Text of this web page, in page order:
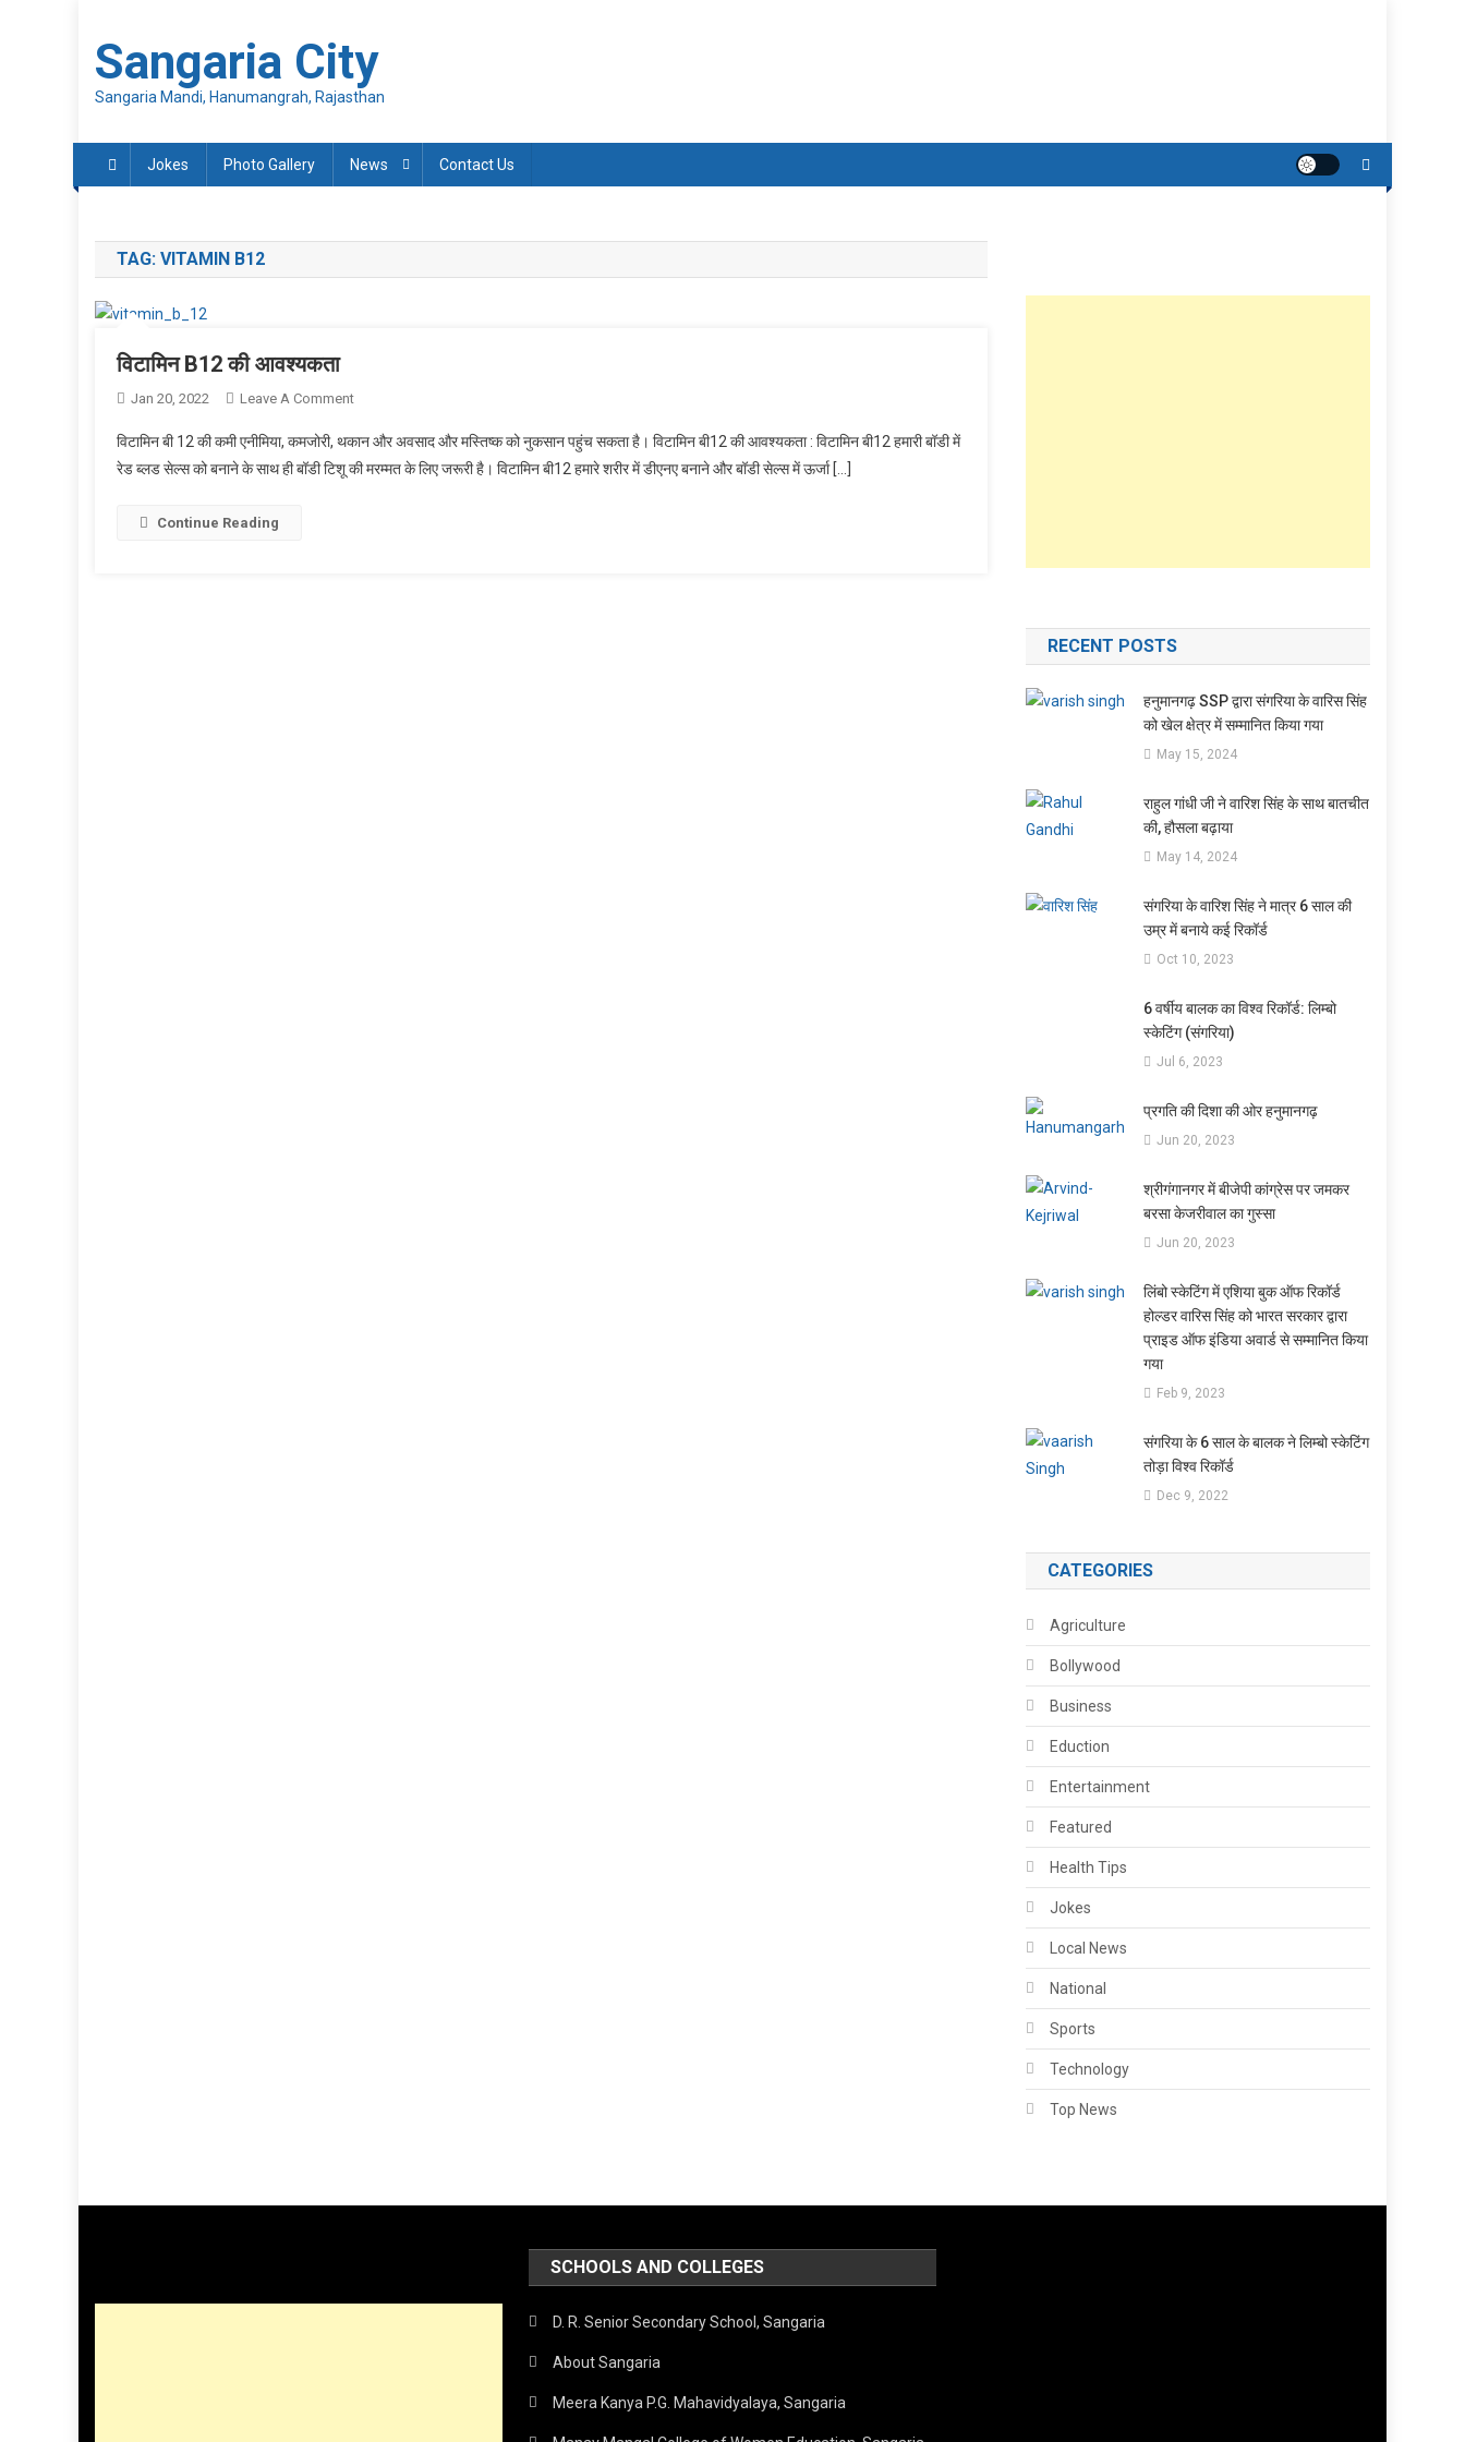
content
Sangaria City
Sangaria Mandi, Hanumangrah, Rajasthan
Jokes Photo Gallery News Contact Us
TAG: VITAMIN B12
विटामिन B12 की आवश्यकता
Jan 20, 2022 Leave A CommentOn
B12
की
विटामिन बी 12 की कमी एनीमिया, कमजोरी, थकान और अवसाद और मस्तिष्क को नुकसान पहुंच सकता है। विटामिन बी12 की आवश्यकता : विटामिन बी12 हमारी बॉडी में
रेड ब्लड सेल्स को बनाने के साथ ही बॉडी टिशू की मरम्मत के लिए जरूरी है। विटामिन बी12 हमारे शरीर में डीएनए बनाने और बॉडी सेल्स में ऊर्जा […]
Continue Reading
RECENT POSTS
हनुमानगढ़ SSP द्वारा संगरिया के वारिस सिंह
को खेल क्षेत्र में सम्मानित किया गया
May 15, 2024
राहुल गांधी जी ने वारिश सिंह के साथ बातचीत
की, हौसला बढ़ाया
May 14, 2024
संगरिया के वारिश सिंह ने मात्र 6 साल की
उम्र में बनाये कई रिकॉर्ड
Oct 10, 2023
6 वर्षीय बालक का विश्व रिकॉर्ड: लिम्बो
स्केटिंग (संगरिया)
Jul 6, 2023
प्रगति की दिशा की ओर हनुमानगढ़
Jun 20, 2023
श्रीगंगानगर में बीजेपी कांग्रेस पर जमकर
बरसा केजरीवाल का गुस्सा
Jun 20, 2023
लिंबो स्केटिंग में एशिया बुक ऑफ रिकॉर्ड
होल्डर वारिस सिंह को भारत सरकार द्वारा
प्राइड ऑफ इंडिया अवार्ड से सम्मानित किया
गया
Feb 9, 2023
संगरिया के 6 साल के बालक ने लिम्बो स्केटिंग
तोड़ा विश्व रिकॉर्ड
Dec 9, 2022
CATEGORIES
Agriculture
Bollywood
Business
Eduction
Entertainment
Featured
Health Tips
Jokes
Local News
National
Sports
Technology
Top News
SCHOOLS AND COLLEGES
D. R. Senior Secondary School, Sangaria
About Sangaria
Meera Kanya P.G. Mahavidyalaya, Sangaria